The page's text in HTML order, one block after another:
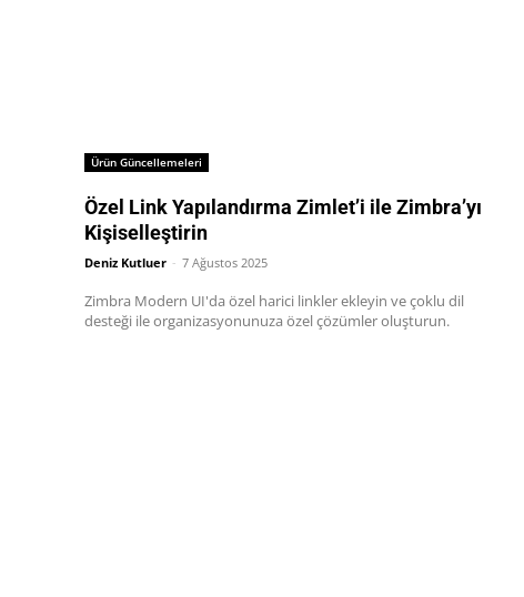
Ürün Güncellemeleri
Özel Link Yapılandırma Zimlet’i ile Zimbra’yı
Kişiselleştirin
Deniz Kutluer - 7 Ağustos 2025
Zimbra Modern UI'da özel harici linkler ekleyin ve çoklu dil
desteği ile organizasyonunuza özel çözümler oluşturun.